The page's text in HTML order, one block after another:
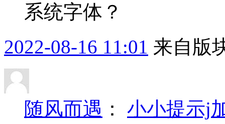
系统字体？
2022-08-16 11:01 来自版
随风而遇 ： 小小提示j